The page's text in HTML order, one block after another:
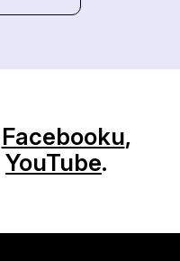
Facebooku,
YouTube.